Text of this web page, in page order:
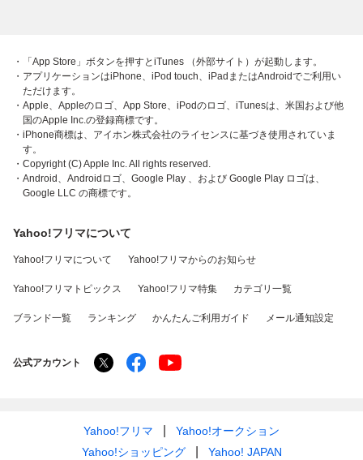
・「App Store」ボタンを押すとiTunes （外部サイト）が起動します。
・アプリケーションはiPhone、iPod touch、iPadまたはAndroidでご利用い
ただけます。
・Apple、Appleのロゴ、App Store、iPodのロゴ、iTunesは、米国および他
国のApple Inc.の登録商標です。
・iPhone商標は、アイホン株式会社のライセンスに基づき使用されていま
す。
・Copyright (C) Apple Inc. All rights reserved.
・Android、Androidロゴ、Google Play 、および Google Play ロゴは、
Google LLC の商標です。
Yahoo!フリマについて
Yahoo!フリマについて Yahoo!フリマからのお知らせ
Yahoo!フリマトピックス Yahoo!フリマ特集 カテゴリ一覧
ブランド一覧 ランキング かんたんご利用ガイド メール通知設定
公式アカウント
Yahoo!フリマ
Yahoo!オークション
Yahoo!ショッピング
Yahoo! JAPAN